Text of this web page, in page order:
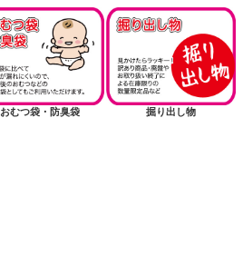
おむつ袋・防臭袋 掘り出し物